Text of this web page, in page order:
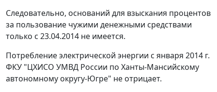
Следовательно, оснований для взыскания процентов
за пользование чужими денежными средствами
только с 23.04.2014 не имеется.
Потребление электрической энергии с января 2014 г.
ФКУ "ЦХИСО УМВД России по Ханты-Мансийскому
автономному округу-Югре" не отрицает.